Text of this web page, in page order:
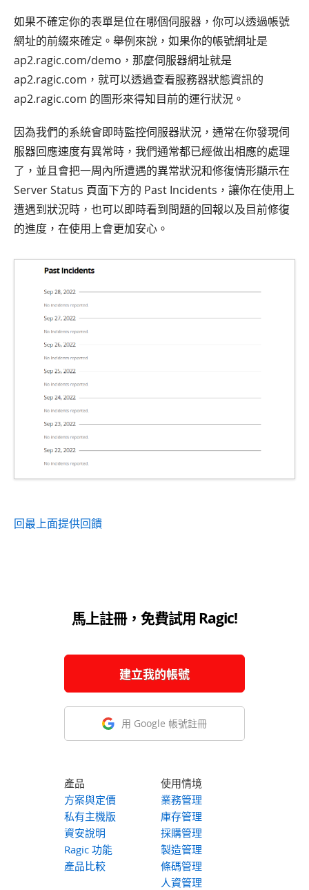
如果不確定你的表單是位在哪個伺服器，你可以透過帳號
網址的前綴來確定。舉例來說，如果你的帳號網址是
ap2.ragic.com/demo，那麼伺服器網址就是
ap2.ragic.com，就可以透過查看服務器狀態資訊的
ap2.ragic.com 的圖形來得知目前的運行狀況。
因為我們的系統會即時監控伺服器狀況，通常在你發現伺
服器回應速度有異常時，我們通常都已經做出相應的處理
了，並且會把一周內所遭遇的異常狀況和修復情形顯示在
Server Status 頁面下方的 Past Incidents，讓你在使用上
遭遇到狀況時，也可以即時看到問題的回報以及目前修復
的進度，在使用上會更加安心。
回最上面提供回饋
馬上註冊，免費試用 Ragic!
建立我的帳號
用 Google 帳號註冊
產品
方案與定價
私有主機版
資安說明
Ragic 功能
產品比較
使用情境
業務管理
庫存管理
採購管理
製造管理
條碼管理
人資管理